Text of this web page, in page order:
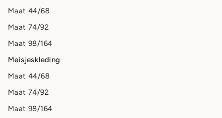
Maat 44/68
Maat 74/92
Maat 98/164
Meisjeskleding
Maat 44/68
Maat 74/92
Maat 98/164